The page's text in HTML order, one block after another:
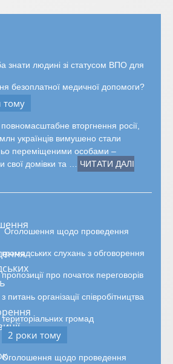
знати людині зі статусом ВПО для
безоплатної медичної допомоги?
тому
вторгнення росії,
українців вимушено стали
переміщеними особами –
свої домівки та …
ЧИТАТИ ДАЛІ
Оголошення щодо проведення
громадських слухань з обговорення
пропозиції про початок переговорів
з питань організації співробітництва
територіальних громад
2 роки тому
Оголошення щодо проведення